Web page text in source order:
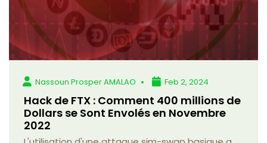
Nassoun Prosper AMALAO Feb 2, 2024
Hack de FTX : Comment 400 millions de
Dollars se Sont Envolés en Novembre
2022